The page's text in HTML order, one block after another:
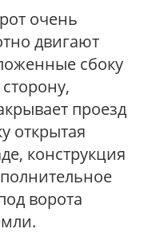
очень
двигают
сбоку
проезд
открытая
конструкция
ворота